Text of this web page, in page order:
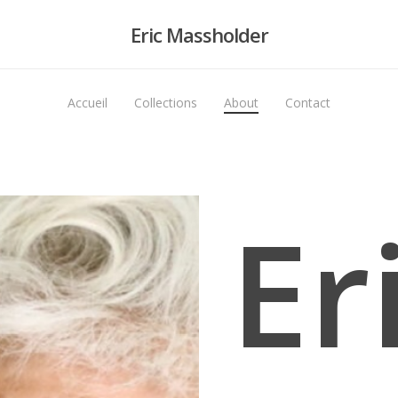
Eric Massholder
Accueil Collections About Contact